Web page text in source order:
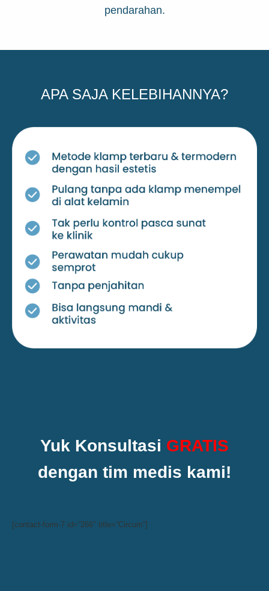
pendarahan.
APA SAJA KELEBIHANNYA?
Yuk Konsultasi GRATIS
dengan tim medis kami!
[contact-form-7 id=”266″ title=”Circum”]